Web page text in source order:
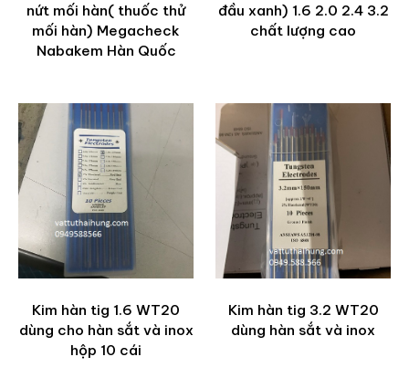
nứt mối hàn( thuốc thử
mối hàn) Megacheck
Nabakem Hàn Quốc
đầu xanh) 1.6 2.0 2.4 3.2
chất lượng cao
Kim hàn tig 1.6 WT20
dùng cho hàn sắt và inox
hộp 10 cái
Kim hàn tig 3.2 WT20
dùng hàn sắt và inox